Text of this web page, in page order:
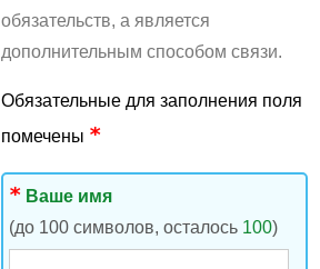
обязательств, а является
дополнительным способом связи.
Обязательные для заполнения поля
помечены
Ваше имя
(до 100 символов, осталось 100)